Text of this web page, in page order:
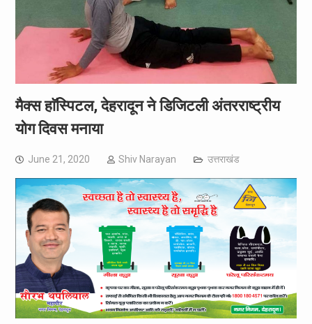
मैक्स हाॅस्पिटल, देहरादून ने डिजिटली अंतरराष्ट्रीय
योग दिवस मनाया
June 21, 2020 Shiv Narayan उत्तराखंड